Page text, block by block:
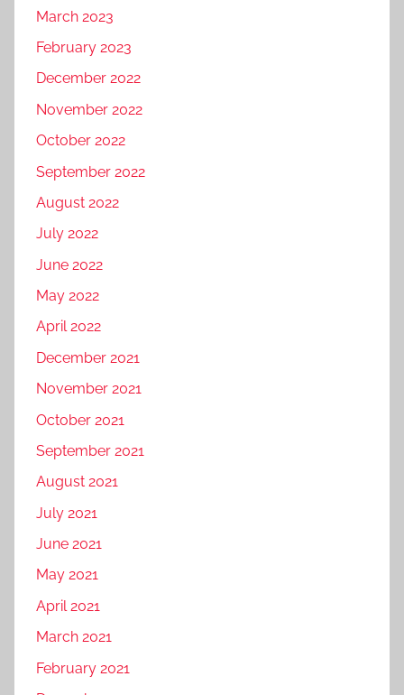
March 2023
February 2023
December 2022
November 2022
October 2022
September 2022
August 2022
July 2022
June 2022
May 2022
April 2022
December 2021
November 2021
October 2021
September 2021
August 2021
July 2021
June 2021
May 2021
April 2021
March 2021
February 2021